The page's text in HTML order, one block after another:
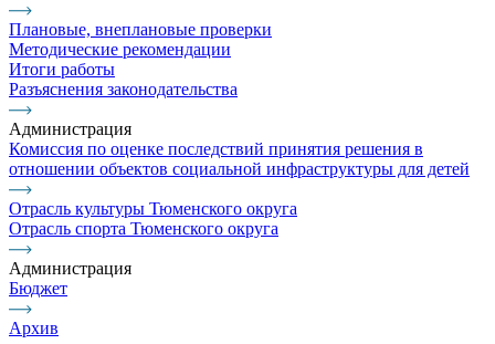
Плановые, внеплановые проверки
Методические рекомендации
Итоги работы
Разъяснения законодательства
Администрация
Комиссия по оценке последствий принятия решения в
отношении объектов социальной инфраструктуры для детей
Отрасль культуры Тюменского округа
Отрасль спорта Тюменского округа
Администрация
Бюджет
Архив